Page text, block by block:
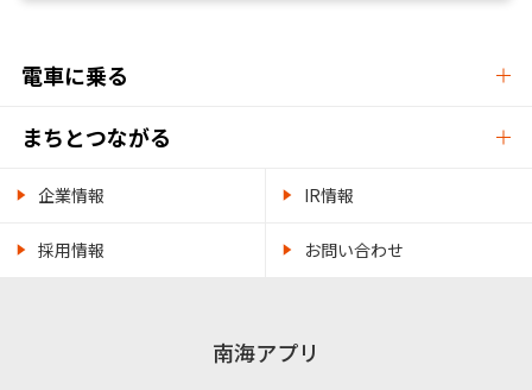
電車に乗る
まちとつながる
企業情報 IR情報
採用情報 お問い合わせ
南海アプリ